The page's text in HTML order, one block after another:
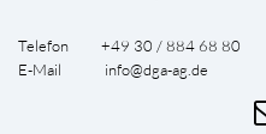
Telefon +49 30 / 884 68 80
E-Mail info@dga-ag.de